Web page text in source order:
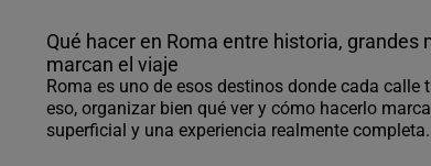
Qué hacer en Roma entre historia,
marcan el viaje
Roma es uno de esos destinos donde cada calle
eso, organizar bien qué ver y cómo hacerlo
superficial y una experiencia realmente completa.